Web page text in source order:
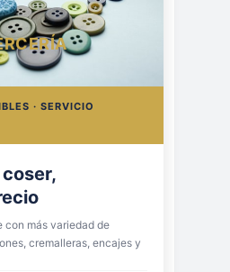
· SERVICIO
con más variedad de
cremalleras, encajes y